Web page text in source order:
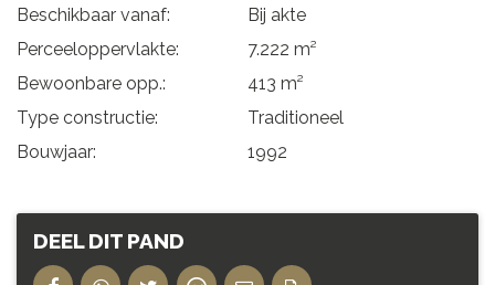
Beschikbaar vanaf:
Bij akte
Perceeloppervlakte:
7.222 m²
Bewoonbare opp.:
413 m²
Type constructie:
Traditioneel
Bouwjaar:
1992
DEEL DIT PAND